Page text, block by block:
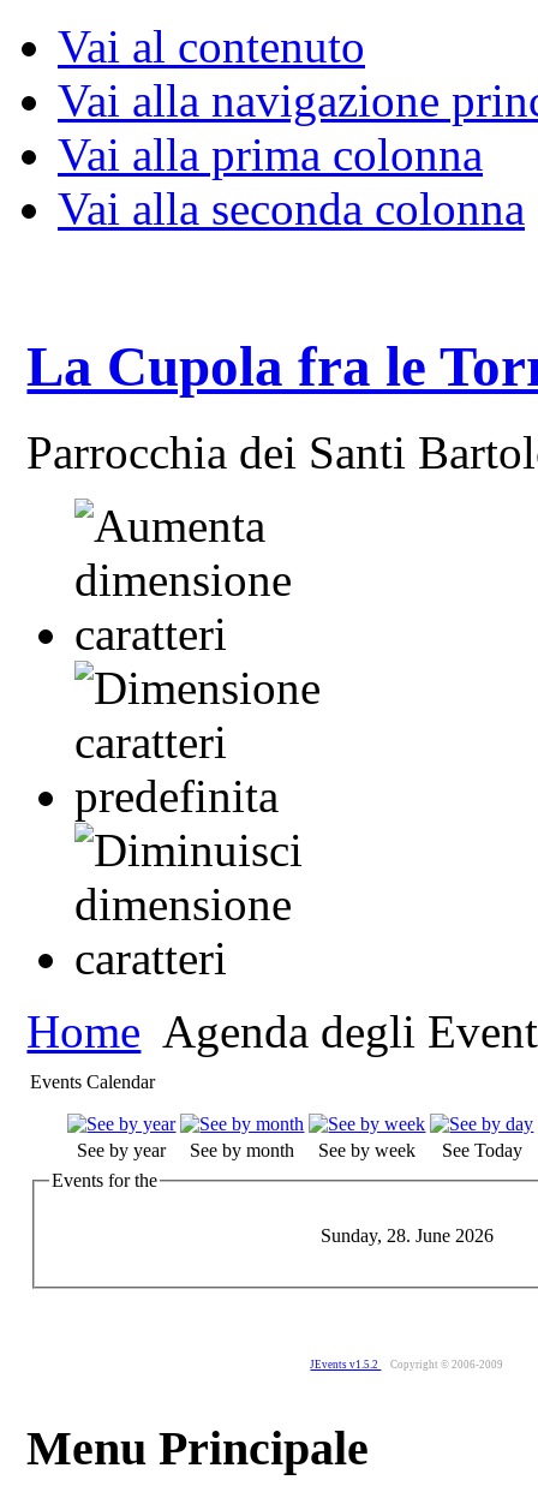
Vai al contenuto
Vai alla navigazione
Vai alla prima colonna
Vai alla seconda colonna
La Cupola fra le
Parrocchia dei Santi
Home Agenda degli
Events Calendar
See by year See by month See by week
See Today
Events for the
Sunday, 28. June 2026
JEvents v1.5.2 Copyright © 2006-2009
Menu Principale